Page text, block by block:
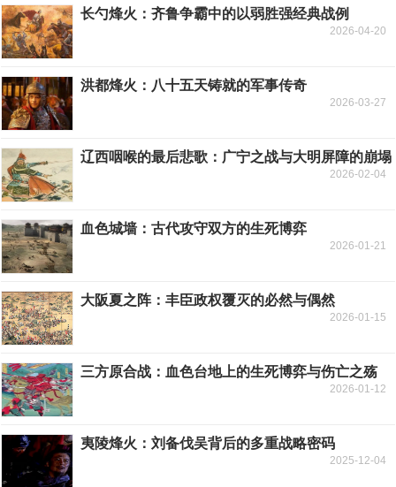
长勺烽火：齐鲁争霸中的以弱胜强经典战例
2026-04-20
洪都烽火：八十五天铸就的军事传奇
2026-03-27
辽西咽喉的最后悲歌：广宁之战与大明屏障的崩塌
2026-02-04
血色城墙：古代攻守双方的生死博弈
2026-01-21
大阪夏之阵：丰臣政权覆灭的必然与偶然
2026-01-15
三方原合战：血色台地上的生死博弈与伤亡之殇
2026-01-12
夷陵烽火：刘备伐吴背后的多重战略密码
2025-12-04